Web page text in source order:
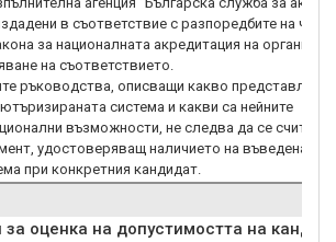
в съответствие с разпоредбите на чл.
за националната акредитация на органи за
на съответствието.
ръководства, описващи какво представлява
система и какви са нейните
възможности, не следва да се считат
удостоверяващ наличието на въведена
при конкретния кандидат.
за оценка на допустимостта на